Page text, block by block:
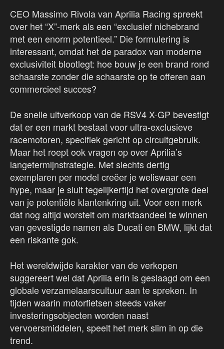
CEO Massimo Rivola van Aprilia Racing spreekt
over het “X”-merk als een “exclusief nichebrand
met een enorm potentieel.” Die formulering is
interessant, omdat het de paradox van moderne
exclusiviteit blootlegt: hoe bouw je een brand rond
schaarste zonder die schaarste op te offeren aan
commercieel succes?
De snelle uitverkoop van de RSV4 X-GP bevestigt
dat er een markt bestaat voor ultra-exclusieve
racemotoren, specifiek gericht op circuitgebruik.
Maar het roept ook vragen op over Aprilia’s
langetermijnstrategie. Met slechts dertig
exemplaren per model creëer je weliswaar een
hype, maar je sluit tegelijkertijd het overgrote deel
van je potentiële klantenkring uit. Voor een merk
dat nog altijd worstelt om marktaandeel te winnen
van gevestigde namen als Ducati en BMW, lijkt dat
een riskante gok.
Het wereldwijde karakter van de verkopen
suggereert wel dat Aprilia erin is geslaagd om een
globale verzamelaarscultuur aan te spreken. In
tijden waarin motorfietsen steeds vaker
investeringsobjecten worden naast
vervoersmiddelen, speelt het merk slim in op die
trend.